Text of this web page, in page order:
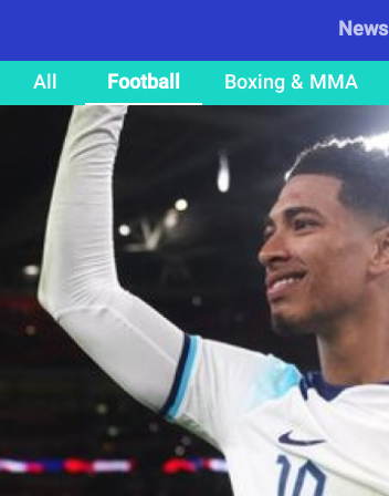
News
All
Football Boxing & MMA